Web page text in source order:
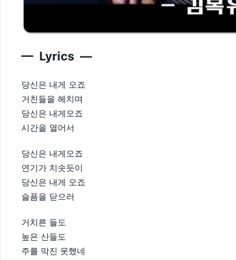
— Lyrics —
당신은 내게 오죠
거친들을 헤치며
당신은 내게오죠
시간을 열어서
당신은 내게오죠
연기가 치솟듯이
당신은 내게 오죠
슬픔을 닫으러
거치른 들도
높은 산들도
주를 막진 못했네